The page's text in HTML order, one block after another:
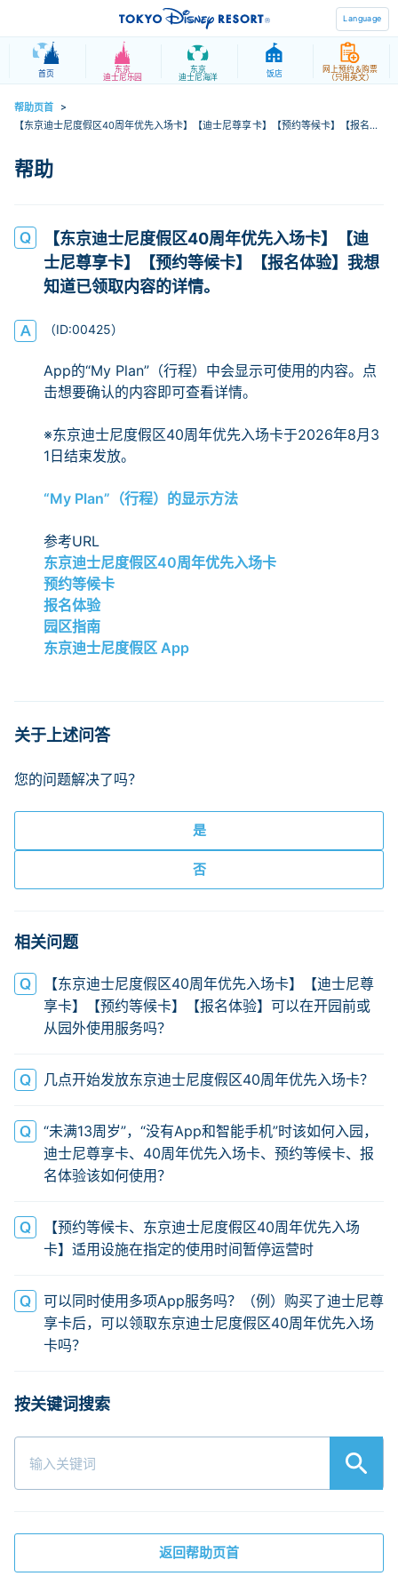
Language
首页 东京
迪士尼乐园
东京
迪士尼海洋 饭店 网上预约＆购票
（只用英文）
帮助页首
>
【东京迪士尼度假区40周年优先入场卡】【迪士尼尊享卡】【预约等候卡】【报名体
【东京迪士尼度假区40周年优先入场卡】【迪
士尼尊享卡】【预约等候卡】【报名体验】我想
知道已领取内容的详情。
App的“My Plan”（行程）中会显示可使用的内容。点
击想要确认的内容即可查看详情。
※东京迪士尼度假区40周年优先入场卡于2026年8月3
1日结束发放。
“My Plan”（行程）的显示方法
参考URL
东京迪士尼度假区40周年优先入场卡
预约等候卡
报名体验
园区指南
东京迪士尼度假区 App
关于上述问答
您的问题解决了吗？
相关问题
【东京迪士尼度假区40周年优先入场卡】【迪士尼尊
享卡】【预约等候卡】【报名体验】可以在开园前或
从园外使用服务吗？
几点开始发放东京迪士尼度假区40周年优先入场卡？
“未满13周岁”，“没有App和智能手机”时该如何入园，
迪士尼尊享卡、40周年优先入场卡、预约等候卡、报
名体验该如何使用？
【预约等候卡、东京迪士尼度假区40周年优先入场
卡】适用设施在指定的使用时间暂停运营时
可以同时使用多项App服务吗？（例）购买了迪士尼尊
享卡后，可以领取东京迪士尼度假区40周年优先入场
卡吗？
返回帮助页首